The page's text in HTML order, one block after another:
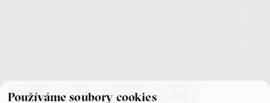
Používáme soubory cookies
co je if tým kontakty